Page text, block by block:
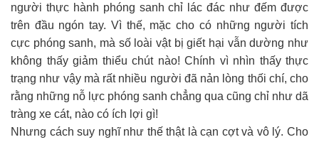
người thực hành phóng sanh chỉ lác đác như đếm được
trên đầu ngón tay. Vì thế, mặc cho có những người tích
cực phóng sanh, mà số loài vật bị giết hại vẫn dường như
không thấy giảm thiểu chút nào! Chính vì nhìn thấy thực
trạng như vậy mà rất nhiều người đã nản lòng thối chí, cho
rằng những nỗ lực phóng sanh chẳng qua cũng chỉ như dã
tràng xe cát, nào có ích lợi gì!
Nhưng cách suy nghĩ như thế thật là cạn cợt và vô lý. Cho